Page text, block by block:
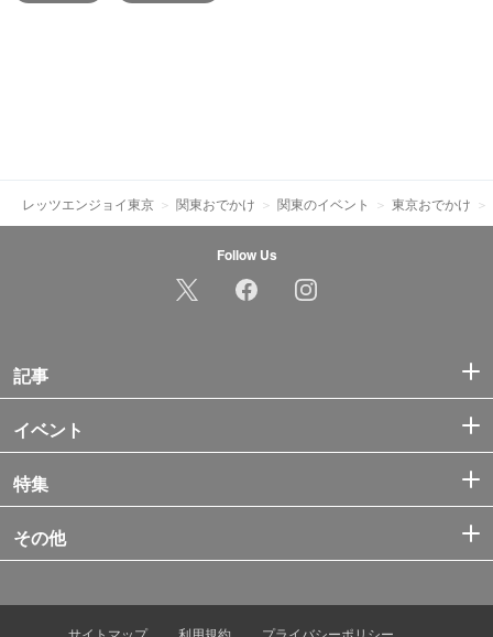
レッツエンジョイ東京 関東おでかけ 関東のイベント 東京おでかけ
Follow Us
記事
イベント
特集
その他
サイトマップ 利用規約 プライバシーポリシー